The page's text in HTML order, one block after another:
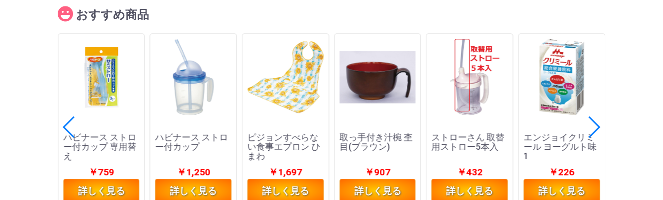
おすすめ商品
エンジョイクリミ
ール ヨーグルト味
1
￥226
詳しく見る
ストローさん 取替
用ストロー5本入
￥432
詳しく見る
取っ手付き汁椀 杢
目(ブラウン)
￥907
詳しく見る
ピジョンすべらな
い食事エプロン ひ
まわ
￥1,697
詳しく見る
ハビナース ストロ
ー付カップ
￥1,250
詳しく見る
ハビナース ストロ
ー付カップ 専用替
え
￥759
詳しく見る